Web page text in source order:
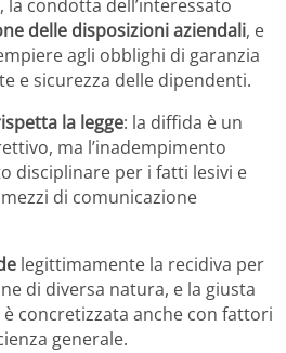
, la condotta dell’interessato
delle disposizioni aziendali, e
agli obblighi di garanzia
e sicurezza delle dipendenti.
la legge: la diffida è un
ma l’inadempimento
disciplinare per i fatti lesivi e
di comunicazione
legittimamente la recidiva per
di diversa natura, e la giusta
concretizzata anche con fattori
generale.